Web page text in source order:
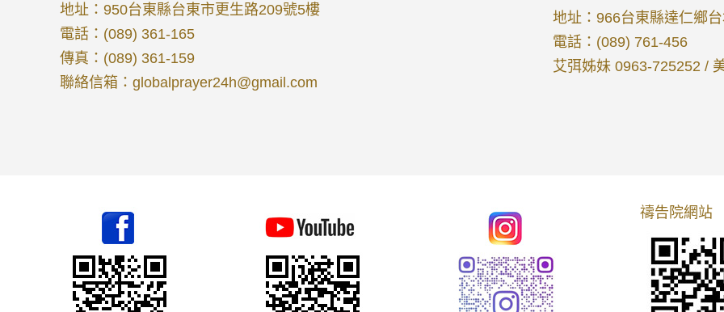
地址：950台東縣台東市更生路209號5樓
電話：(089) 361-165
傳真：(089) 361-159
聯絡信箱：globalprayer24h@gmail.com
地址：966台東縣達仁鄉
電話：(089) 761-456
艾弭姊妹 0963-725252 /
禱告院網站